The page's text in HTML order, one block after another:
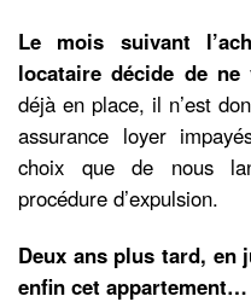
Le mois suivant
locataire décide de
déjà en place, il n’est
assurance loyer
choix que de nous
procédure d’expulsion.
Deux ans plus tard, en
enfin cet